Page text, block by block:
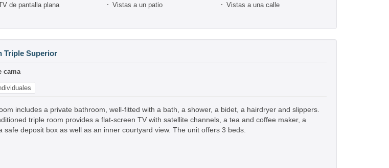
de pantalla plana Vistas a un patio
Vistas a una calle
Triple Superior
cama
includes a private bathroom, well-fitted with a bath, a shower, a bidet, a hairdryer and slippers.
triple room provides a flat-screen TV with satellite channels, a tea and coffee maker, a
safe deposit box as well as an inner courtyard view. The unit offers 3 beds.